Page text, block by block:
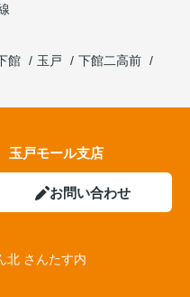
館 玉戸
下館二高前
戸モール支店
お問い合わせ
北 さんたす内